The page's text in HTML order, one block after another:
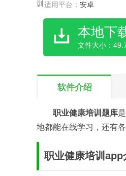
适用平台： 安卓
本地下
文件大小：
软件介绍
职业健康培训题库
地都能在线学习，还有
职业健康培训app